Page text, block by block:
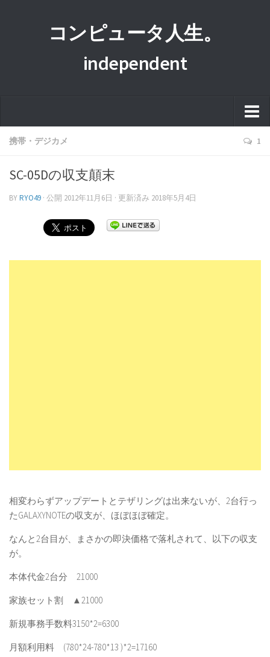
コンピュータ人生。
independent
ホーム
プライバシーポリシー
運営者情報
携帯・デジカメ 1
SC-05Dの収支顛末
BYRYO49 · 公開 2012年11月6日 · 更新済み 2018年5月4日
相変わらずアップデートとテザリングは出来ないが、2台行っ
たGALAXYNOTEの収支が、ほぼほぼ確定。
なんと2台目が、まさかの即決価格で落札されて、以下の収支
が。
本体代金2台分 21000
家族セット割 ▲21000
新規事務手数料3150*2=6300
月額利用料 (780*24-780*13 )*2=17160